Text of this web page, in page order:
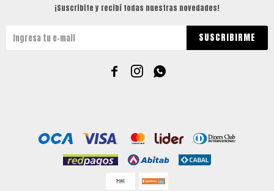
¡Suscribite y recibí todas nuestras novedades!
SUSCRIBIRME
  